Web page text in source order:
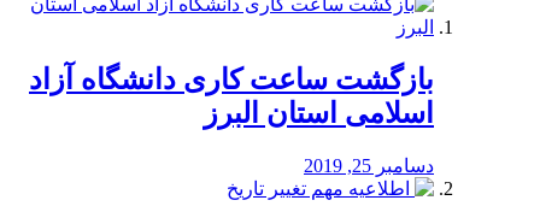
بازگشت ساعت کاری دانشگاه آزاد
اسلامی استان البرز
دسامبر 25, 2019